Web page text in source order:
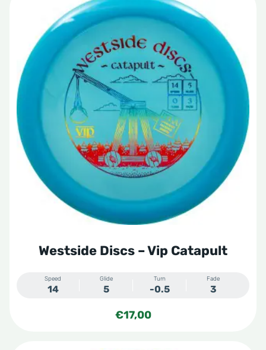
Westside Discs – Vip Catapult
Speed
14
Glide
5
Turn
-0.5
Fade
3
€17,00
product
heeft
meerdere
variaties.
Deze
optie
kan
gekozen
worden